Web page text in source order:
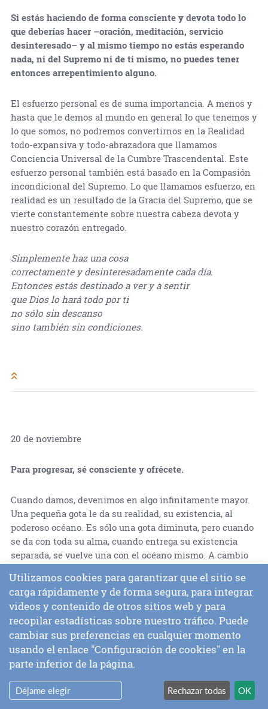
Si estás haciendo de forma consciente y devota todo lo
que deberías hacer –oración, meditación, servicio
desinteresado– y al mismo tiempo no estás esperando
nada, ni del Supremo ni de ti mismo, no puedes tener
entonces arrepentimiento alguno.
El esfuerzo personal es de suma importancia. A menos y
hasta que le demos al mundo en general lo que tenemos y
lo que somos, no podremos convertirnos en la Realidad
todo-expansiva y todo-abrazadora que llamamos
Conciencia Universal de la Cumbre Trascendental. Este
esfuerzo personal también está basado en la Compasión
incondicional del Supremo. Lo que llamamos esfuerzo, en
realidad es un resultado de la Gracia del Supremo, que se
vierte constantemente sobre nuestra cabeza devota y
nuestro corazón entregado.
Simplemente haz una cosa
correctamente y desinteresadamente cada día.
Entonces estás destinado a ver y a sentir
que Dios lo hará todo por ti
no sólo sin descanso
sino también sin condiciones.
20 de noviembre
Para progresar, sé consciente y ofrécete.
Cuando damos, devenimos en algo infinitamente mayor.
Una pequeña gota le da su realidad, su existencia, al
poderoso océano. Es sólo una gota diminuta, pero cuando
se da con toda su alma, cuando entrega su existencia
separada, se vuelve una con el océano mismo. A cambio
autoofrecimiento es el devenir en Dios. Cuando nos
damos de corazón, con devoción, sin reservas, sin
condiciones, devenimos en lo Infinito, como la pequeña
gota que se ofrece al océano y se convierte en el océano.
Cuando ofrecemos nuestra pequeña existencia terrenal a
nuestro Amado Supremo, inmediatamente nos volvemos
uno inseparablemente con Su Realidad Universal y
Trascendental.
Utilizamos cookies para garantizar que el sitio se
carga rápidamente y de forma segura, para integrar
videos y contenido de otros sitios web y para
recopilar estadísticas sobre nuestro tráfico. Puede
cambiar sus preferencias en cualquier momento
usando el enlace "Configuración de cookies" en la
parte inferior de la página.
Déjame elegir Rechazar todas OK